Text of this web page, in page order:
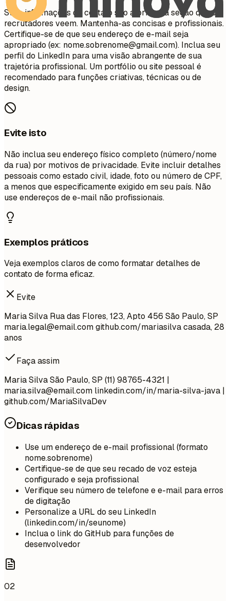
Suas informações de contato são a primeira seção que os
recrutadores veem. Mantenha-as concisas e profissionais.
Certifique-se de que seu endereço de e-mail seja
apropriado (ex: nome.sobrenome@gmail.com). Inclua seu
perfil do LinkedIn para uma visão abrangente de sua
trajetória profissional. Um portfólio ou site pessoal é
recomendado para funções criativas, técnicas ou de
design.
Evite isto
Não inclua seu endereço físico completo (número/nome
da rua) por motivos de privacidade. Evite incluir detalhes
pessoais como estado civil, idade, foto ou número de CPF,
a menos que especificamente exigido em seu país. Não
use endereços de e-mail não profissionais.
Exemplos práticos
Veja exemplos claros de como formatar detalhes de
contato de forma eficaz.
Evite
Maria Silva Rua das Flores, 123, Apto 456 São Paulo, SP
maria.legal@email.comgithub.com/mariasilva casada, 28
anos
Faça assim
Maria Silva São Paulo, SP (11) 98765-4321 |
maria.silva@email.com linkedin.com/in/maria-silva-java |
github.com/MariaSilvaDev
Dicas rápidas
Use um endereço de e-mail profissional (formato
nome.sobrenome)
Certifique-se de que seu recado de voz esteja
configurado e seja profissional
Verifique seu número de telefone e e-mail para erros
de digitação
Personalize a URL do seu LinkedIn
(linkedin.com/in/seunome)
Inclua o link do GitHub para funções de
desenvolvedor
02